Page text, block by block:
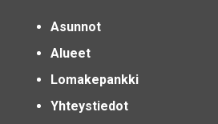
Asunnot
Alueet
Lomakepankki
Yhteystiedot